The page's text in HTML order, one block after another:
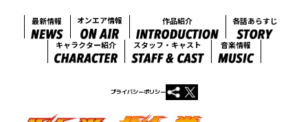
最新情報 オンエア情報 作品紹介 各話あらすじ
キャラクター紹介 スタッフ・キャスト 音楽情報
プライバシーポリシー